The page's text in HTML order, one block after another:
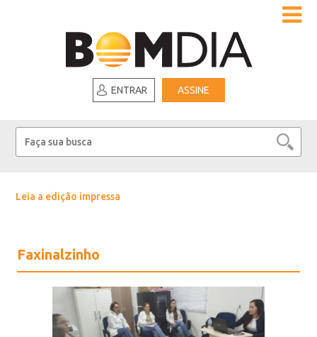
ENTRAR ASSINE
Leia a edição impressa
Faxinalzinho